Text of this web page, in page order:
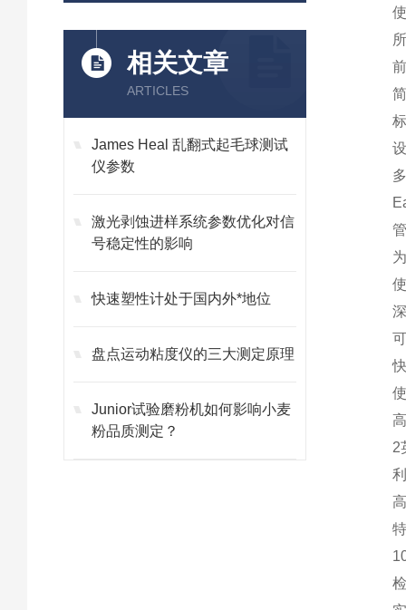
相关文章
ARTICLES
James Heal 乱翻式起毛球测试
仪参数
激光剥蚀进样系统参数优化对信
号稳定性的影响
快速塑性计处于国内外*地位
盘点运动粘度仪的三大测定原理
Junior试验磨粉机如何影响小麦
粉品质测定？
使用
所有
前板
简单
标准
设
多项
管理
为提
使用
深色
可测
快速
使用
高速
2英
利用
高级
特
10
检